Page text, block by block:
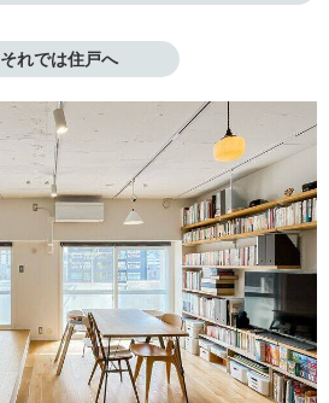
それでは住戸へ